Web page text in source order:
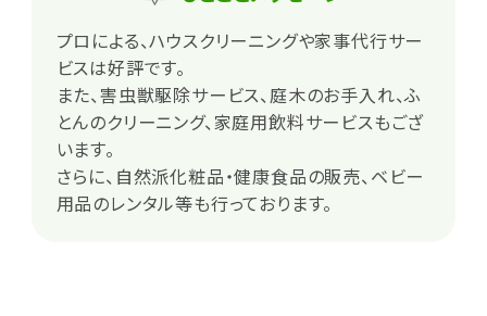
プロによる、ハウスクリーニングや家事代行サー
ビスは好評です。
また、害虫獣駆除サービス、庭木のお手入れ、ふ
とんのクリーニング、家庭用飲料サービスもござ
います。
さらに、自然派化粧品・健康食品の販売、ベビー
用品のレンタル等も行っております。